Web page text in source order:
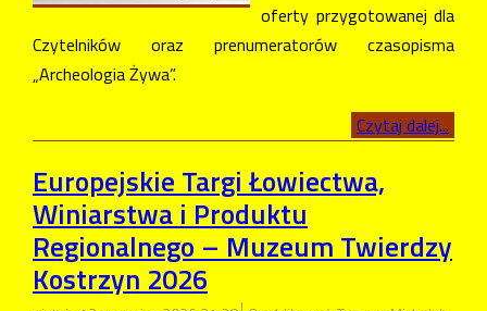
oferty przygotowanej dla
Czytelników oraz prenumeratorów czasopisma
„Archeologia Żywa”.
Czytaj dalej...
Europejskie Targi Łowiectwa,
Winiarstwa i Produktu
Regionalnego – Muzeum Twierdzy
Kostrzyn 2026